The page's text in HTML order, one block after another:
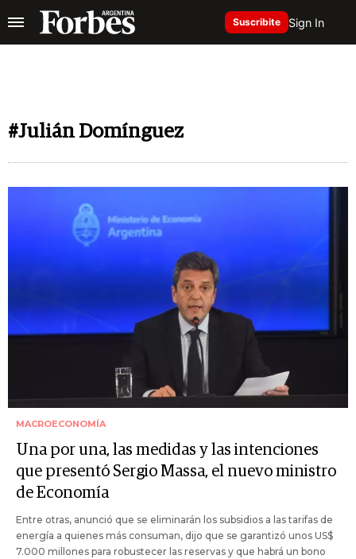
Suscribite Sign In
#Julián Domínguez
MACROECONOMÍA
Una por una, las medidas y las intenciones
que presentó Sergio Massa, el nuevo ministro
de Economía
Entre otras, anunció que se eliminarán los subsidios a las tarifas de
energía a quienes más consuman, dijo que se garantizó unos US$
7.000 millones para robustecer las reservas y que habrá un bono